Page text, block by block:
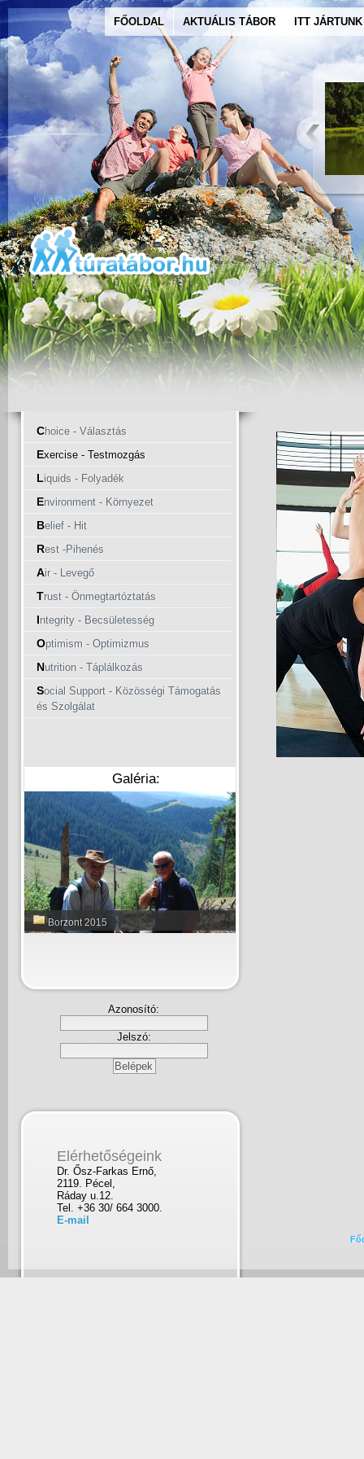
FŐOLDAL AKTUÁLIS TÁBOR ITT JÁRTUNK
Choice - Választás
Exercise - Testmozgás
Liquids - Folyadék
Environment - Környezet
Belief - Hit
Rest -Pihenés
Air - Levegő
Trust - Önmegtartóztatás
Integrity - Becsületesség
Optimism - Optimizmus
Nutrition - Táplálkozás
Social Support - Közösségi Támogatás
és Szolgálat
Galéria:
Borzont 2015
Azonosító:
Jelszó:
Elérhetőségeink
Dr. Ősz-Farkas Ernő,
2119. Pécel,
Ráday u.12.
Tel. +36 30/ 664 3000.
E-mail